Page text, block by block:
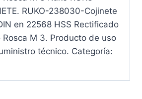
RUKO-238030-Cojinete
en 22568 HSS Rectificado
Rosca M 3. Producto de uso
técnico. Categoría: